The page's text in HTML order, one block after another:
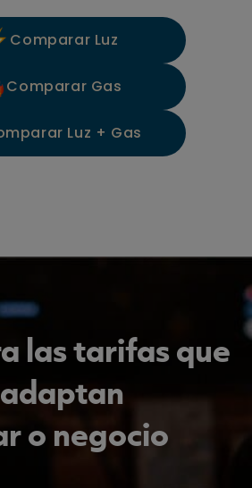
Comparar Luz
Comparar Gas
Luz + Gas
las tarifas que
o negocio